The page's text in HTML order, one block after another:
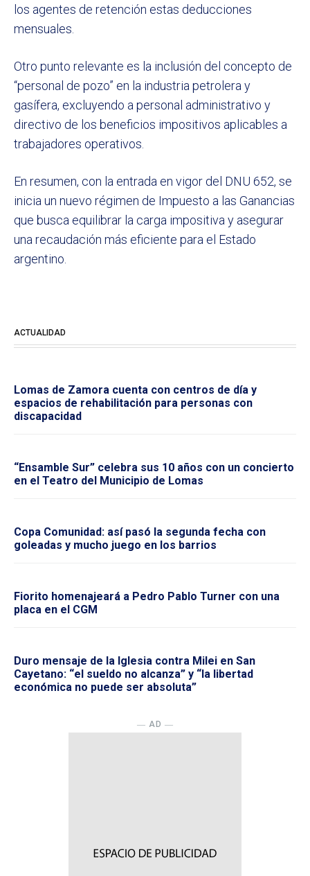
los agentes de retención estas deducciones
mensuales.
Otro punto relevante es la inclusión del concepto de
“personal de pozo” en la industria petrolera y
gasífera, excluyendo a personal administrativo y
directivo de los beneficios impositivos aplicables a
trabajadores operativos.
En resumen, con la entrada en vigor del DNU 652, se
inicia un nuevo régimen de Impuesto a las Ganancias
que busca equilibrar la carga impositiva y asegurar
una recaudación más eficiente para el Estado
argentino.
ACTUALIDAD
Lomas de Zamora cuenta con centros de día y
espacios de rehabilitación para personas con
discapacidad
“Ensamble Sur” celebra sus 10 años con un concierto
en el Teatro del Municipio de Lomas
Copa Comunidad: así pasó la segunda fecha con
goleadas y mucho juego en los barrios
Fiorito homenajeará a Pedro Pablo Turner con una
placa en el CGM
Duro mensaje de la Iglesia contra Milei en San
Cayetano: “el sueldo no alcanza” y “la libertad
económica no puede ser absoluta”
― AD ―